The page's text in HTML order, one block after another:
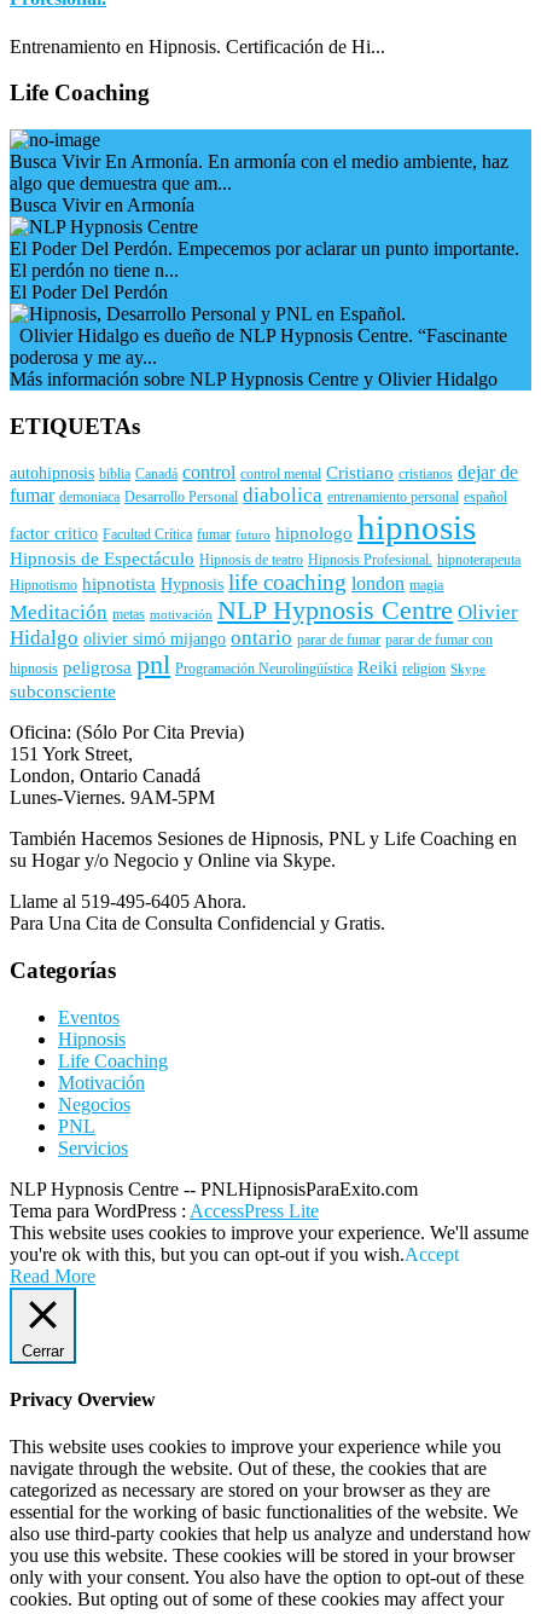
Entrenamiento en Hipnosis. Certificación de Hi...
Life Coaching
Busca Vivir En Armonía. En armonía con el medio ambiente, haz
algo que demuestra que am...
Busca Vivir en Armonía
El Poder Del Perdón. Empecemos por aclarar un punto importante.
El perdón no tiene n...
El Poder Del Perdón
Olivier Hidalgo es dueño de NLP Hypnosis Centre. “Fascinante
poderosa y me ay...
Más información sobre NLP Hypnosis Centre y Olivier Hidalgo
ETIQUETAs
autohipnosis biblia Canadá control control mental Cristiano cristianos dejar de
fumar demoniaca Desarrollo Personal diabolica entrenamiento personal español
factor critico Facultad Crítica fumar futuro hipnologo hipnosis
Hipnosis de Espectáculo Hipnosis de teatro Hipnosis Profesional. hipnoterapeuta
Hipnotismo hipnotista Hypnosis life coaching london magia
Meditación metas motivación NLP Hypnosis Centre Olivier
Hidalgo olivier simó mijango ontario parar de fumar parar de fumar con
hipnosis peligrosa pnl Programación Neurolingüística Reiki religion Skype
subconsciente
Oficina: (Sólo Por Cita Previa)
151 York Street,
London, Ontario Canadá
Lunes-Viernes. 9AM-5PM
También Hacemos Sesiones de Hipnosis, PNL y Life Coaching en
su Hogar y/o Negocio y Online via Skype.
Llame al 519-495-6405 Ahora.
Para Una Cita de Consulta Confidencial y Gratis.
Categorías
Eventos
Hipnosis
Life Coaching
Motivación
Negocios
PNL
Servicios
NLP Hypnosis Centre -- PNLHipnosisParaExito.com
Tema para WordPress : AccessPress Lite
This website uses cookies to improve your experience. We'll assume
you're ok with this, but you can opt-out if you wish.Accept
Read More
Cerrar
Privacy Overview
This website uses cookies to improve your experience while you
navigate through the website. Out of these, the cookies that are
categorized as necessary are stored on your browser as they are
essential for the working of basic functionalities of the website. We
also use third-party cookies that help us analyze and understand how
you use this website. These cookies will be stored in your browser
only with your consent. You also have the option to opt-out of these
cookies. But opting out of some of these cookies may affect your